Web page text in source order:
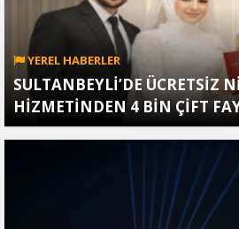
YEREL HABERLER
SULTANBEYLİ’DE ÜCRETSİZ
HİZMETİNDEN 4 BİN ÇİFT